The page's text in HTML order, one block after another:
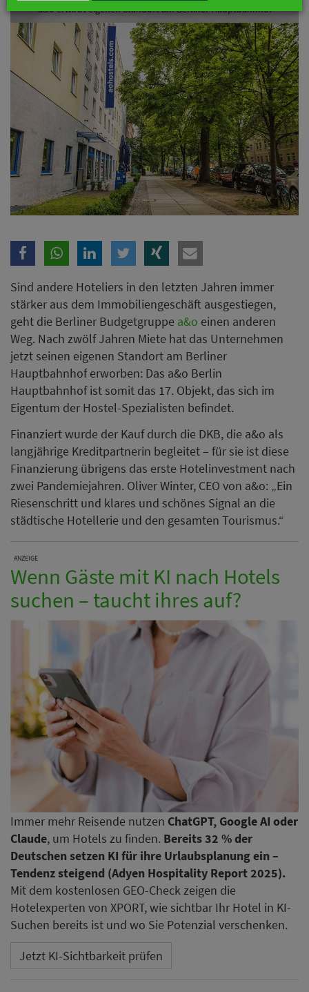
a&o erwirbt eigenen Standort am Berliner Hauptbahnhof
Sind andere Hoteliers in den letzten Jahren immer
stärker aus dem Immobiliengeschäft ausgestiegen,
geht die Berliner Budgetgruppe a&o einen anderen
Weg. Nach zwölf Jahren Miete hat das Unternehmen
jetzt seinen eigenen Standort am Berliner
Hauptbahnhof erworben: Das a&o Berlin
Hauptbahnhof ist somit das 17. Objekt, das sich im
Eigentum der Hostel-Spezialisten befindet.
Finanziert wurde der Kauf durch die DKB, die a&o als
langjährige Kreditpartnerin begleitet – für sie ist diese
Finanzierung übrigens das erste Hotelinvestment nach
zwei Pandemiejahren. Oliver Winter, CEO von a&o: „Ein
Riesenschritt und klares und schönes Signal an die
städtische Hotellerie und den gesamten Tourismus.“
ANZEIGE
Wenn Gäste mit KI nach Hotels
suchen – taucht ihres auf?
Immer mehr Reisende nutzen ChatGPT, Google AI oder
Claude, um Hotels zu finden. Bereits 32 % der
Deutschen setzen KI für ihre Urlaubsplanung ein –
Tendenz steigend (Adyen Hospitality Report 2025).
Mit dem kostenlosen GEO-Check zeigen die
Hotelexperten von XPORT, wie sichtbar Ihr Hotel in KI-
Suchen bereits ist und wo Sie Potenzial verschenken.
Jetzt KI-Sichtbarkeit prüfen